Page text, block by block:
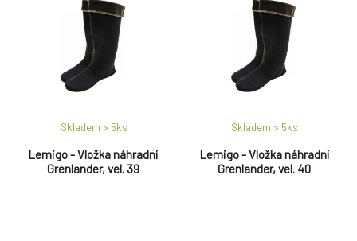
Lemigo - Vložka náhradní
Grenlander, vel. 39
Skladem > 5ks
Lemigo - Vložka náhradní
Grenlander, vel. 40
Skladem > 5ks